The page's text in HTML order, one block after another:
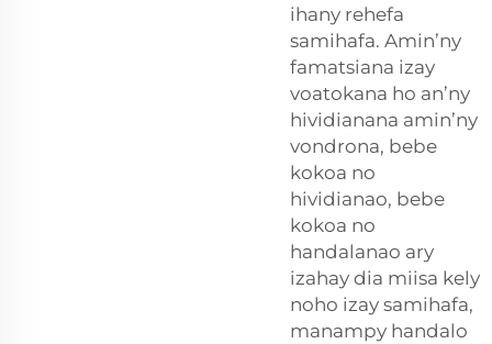
ihany rehefa
samihafa. Amin’ny
famatsiana izay
voatokana ho an’ny
hividianana amin’ny
vondrona, bebe
kokoa no
hividianao, bebe
kokoa no
handalanao ary
izahay dia miisa kely
noho izay samihafa,
manampy handalo